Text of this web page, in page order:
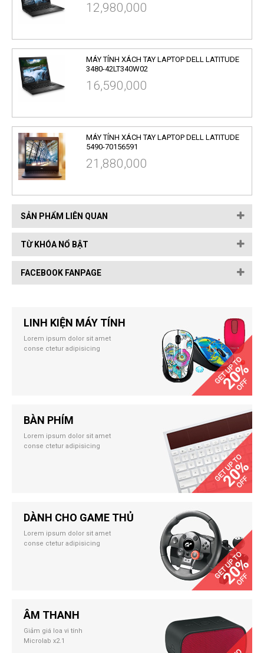
12,980,000
MÁY TÍNH XÁCH TAY LAPTOP DELL LATITUDE
3480-42LT340W02
16,590,000
MÁY TÍNH XÁCH TAY LAPTOP DELL LATITUDE
5490-70156591
21,880,000
SẢN PHẨM LIÊN QUAN
TỪ KHÓA NỔ BẬT
FACEBOOK FANPAGE
LINH KIỆN MÁY TÍNH
Lorem ipsum dolor sit amet
conse ctetur adipisicing
BÀN PHÍM
Lorem ipsum dolor sit amet
conse ctetur adipisicing
DÀNH CHO GAME THỦ
Lorem ipsum dolor sit amet
conse ctetur adipisicing
ÂM THANH
Giảm giá loa vi tính
Microlab x2.1